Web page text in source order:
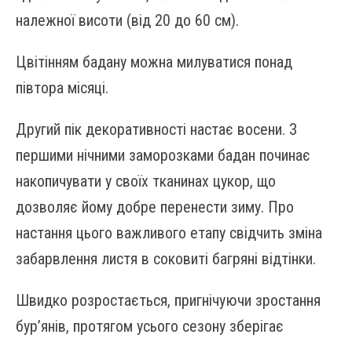
належної висоти (від 20 до 60 см).
Цвітінням бадану можна милуватися понад
півтора місяці.
Другий пік декоративності настає восени. З
першими нічними заморозками бадан починає
накопичувати у своїх тканинах цукор, що
дозволяє йому добре перенести зиму. Про
настання цього важливого етапу свідчить зміна
забарвлення листя в соковиті багряні відтінки.
Швидко розростається, пригнічуючи зростання
бур’янів, протягом усього сезону зберігає